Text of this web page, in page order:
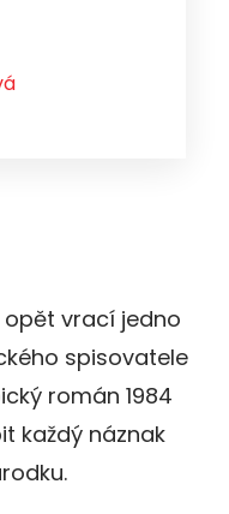
opět vrací jedno
spisovatele
román 1984
každý náznak